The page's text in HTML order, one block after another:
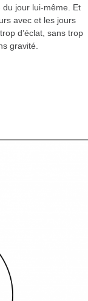
jour lui-même. Et
avec et les jours
d’éclat, sans trop
gravité.